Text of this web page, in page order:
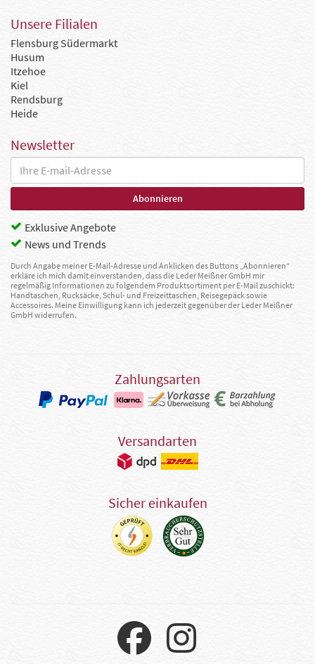
Unsere Filialen
Flensburg Südermarkt
Husum
Itzehoe
Kiel
Rendsburg
Heide
Newsletter
Exklusive Angebote
News und Trends
Durch Angabe meiner E-Mail-Adresse und Anklicken des Buttons „Abonnieren“
erkläre ich mich damit einverstanden, dass die Leder Meißner GmbH mir
regelmäßig Informationen zu folgendem Produktsortiment per E-Mail zuschickt:
Handtaschen, Rucksäcke, Schul- und Freizeittaschen, Reisegepäck sowie
Accessoires. Meine Einwilligung kann ich jederzeit gegenüber der Leder Meißner
GmbH widerrufen.
Zahlungsarten
Versandarten
Sicher einkaufen